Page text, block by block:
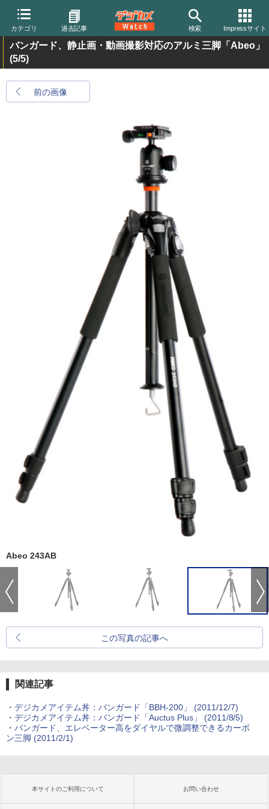
カテゴリ 過去記事 検索 Impressサイト
バンガード、静止画・動画撮影対応のアルミ三脚「Abeo」
(5/5)
前の画像
Abeo 243AB
この写真の記事へ
関連記事
・ デジカメアイテム丼：バンガード「BBH-200」 (2011/12/7)
・ デジカメアイテム丼：バンガード「Auctus Plus」 (2011/8/5)
・ バンガード、エレベーター高をダイヤルで微調整できるカーボ
ン三脚 (2011/2/1)
本サイトのご利用について お問い合わせ